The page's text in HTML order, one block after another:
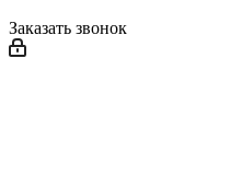
Заказать звонок